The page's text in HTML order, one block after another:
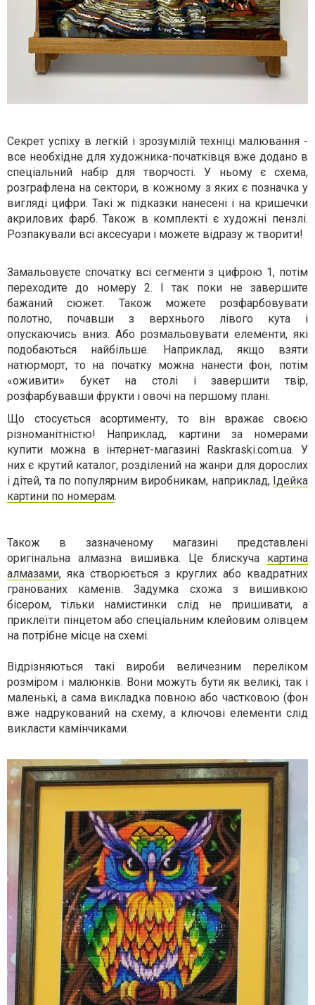
Секрет успіху в легкій і зрозумілій техніці малювання -
все необхідне для художника-початківця вже додано в
спеціальний набір для творчості. У ньому є схема,
розграфлена на сектори, в кожному з яких є позначка у
вигляді цифри. Такі ж підказки нанесені і на кришечки
акрилових фарб. Також в комплекті є художні пензлі.
Розпакували всі аксесуари і можете відразу ж творити!
Замальовуєте спочатку всі сегменти з цифрою 1, потім
переходите до номеру 2. І так поки не завершите
бажаний сюжет. Також можете розфарбовувати
полотно, почавши з верхнього лівого кута і
опускаючись вниз. Або розмальовувати елементи, які
подобаються найбільше. Наприклад, якщо взяти
натюрморт, то на початку можна нанести фон, потім
«оживити» букет на столі і завершити твір,
розфарбувавши фрукти і овочі на першому плані.
Що стосується асортименту, то він вражає своєю
різноманітністю! Наприклад, картини за номерами
купити можна в інтернет-магазині Raskraski.com.ua. У
них є крутий каталог, розділений на жанри для дорослих
і дітей, та по популярним виробникам, наприклад, Ідейка
картини по номерам.
Також в зазначеному магазині представлені
оригінальна алмазна вишивка. Це блискуча картина
алмазами, яка створюється з круглих або квадратних
гранованих каменів. Задумка схожа з вишивкою
бісером, тільки намистинки слід не пришивати, а
приклеїти пінцетом або спеціальним клейовим олівцем
на потрібне місце на схемі.
Відрізняються такі вироби величезним переліком
розміром і малюнків. Вони можуть бути як великі, так і
маленькі, а сама викладка повною або частковою (фон
вже надрукований на схему, а ключові елементи слід
викласти камінчиками.